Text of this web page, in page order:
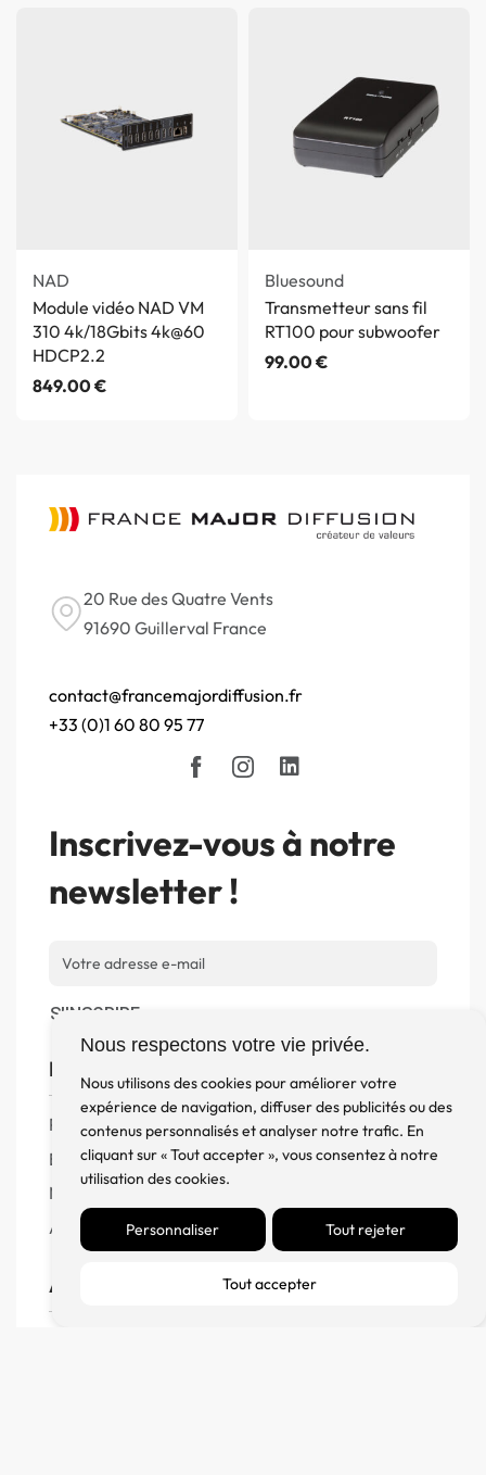
Nous respectons votre vie privée.
Nous utilisons des cookies pour améliorer votre
expérience de navigation, diffuser des publicités ou des
contenus personnalisés et analyser notre trafic. En
cliquant sur « Tout accepter », vous consentez à notre
utilisation des cookies.
Personnaliser Tout rejeter
Tout accepter
NAD
Module vidéo NAD VM
310 4k/18Gbits 4k@60
HDCP2.2
849.00€
Bluesound
Transmetteur sans fil
RT100 pour subwoofer
99.00€
20 Rue des Quatre Vents
91690 Guillerval France
contact@francemajordiffusion.fr
+33 (0)1 60 80 95 77
Inscrivez-vous à notre
newsletter !
S'INSCRIRE
Boutique
Produits
Enceintes
Meuble, Rack et Support
Accessoires
Aide